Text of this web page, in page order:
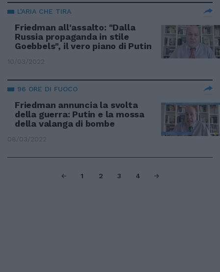
L'ARIA CHE TIRA
Friedman all'assalto: "Dalla
Russia propaganda in stile
Goebbels", il vero piano di Putin
10/03/2022
96 ORE DI FUOCO
Friedman annuncia la svolta
della guerra: Putin e la mossa
della valanga di bombe
08/03/2022
1 2 3 4